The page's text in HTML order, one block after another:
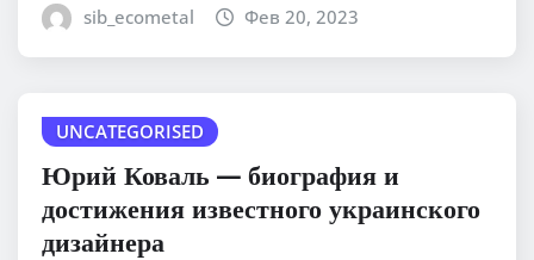
sib_ecometal Фев 20, 2023
UNCATEGORISED
Юрий Коваль — биография и
достижения известного украинского
дизайнера